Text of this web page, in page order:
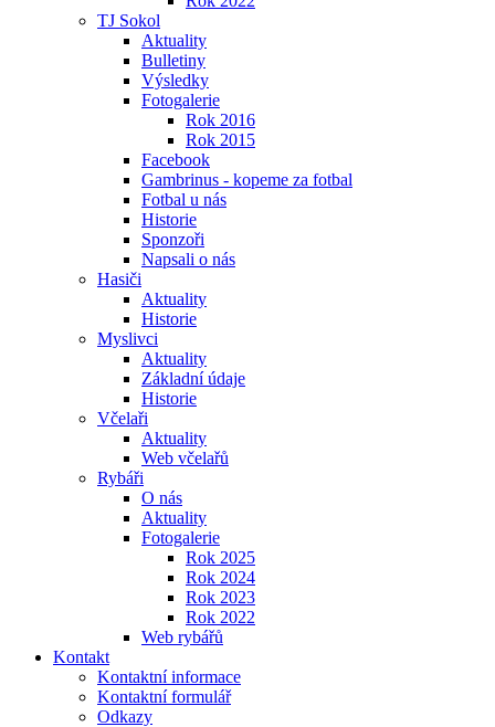
TJ Sokol
Aktuality
Bulletiny
Výsledky
Fotogalerie
Rok 2016
Rok 2015
Facebook
Gambrinus - kopeme za fotbal
Fotbal u nás
Historie
Sponzoři
Napsali o nás
Hasiči
Aktuality
Historie
Myslivci
Aktuality
Základní údaje
Historie
Včelaři
Aktuality
Web včelařů
Rybáři
O nás
Aktuality
Fotogalerie
Rok 2025
Rok 2024
Rok 2023
Rok 2022
Web rybářů
Kontakt
Kontaktní informace
Kontaktní formulář
Odkazy